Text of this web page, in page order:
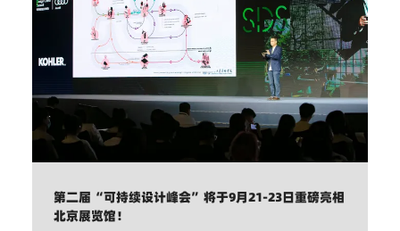
第二届“可持续设计峰会”将于9月21-23日重磅亮相
北京展览馆！